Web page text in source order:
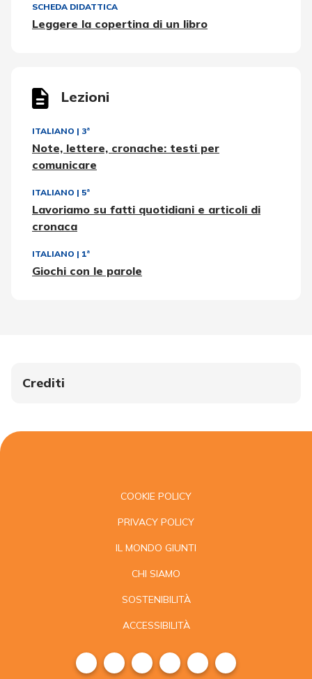
SCHEDA DIDATTICA
Leggere la copertina di un libro
Lezioni
ITALIANO | 3ª
Note, lettere, cronache: testi per
comunicare
ITALIANO | 5ª
Lavoriamo su fatti quotidiani e articoli di
cronaca
ITALIANO | 1ª
Giochi con le parole
Crediti
COOKIE POLICY
PRIVACY POLICY
IL MONDO GIUNTI
CHI SIAMO
SOSTENIBILITÀ
ACCESSIBILITÀ